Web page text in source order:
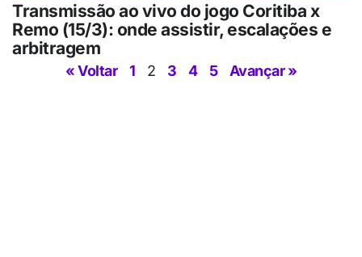
Transmissão ao vivo do jogo Coritiba x
Remo (15/3): onde assistir, escalações e
arbitragem
« Voltar 1 2 3 4 5 Avançar »